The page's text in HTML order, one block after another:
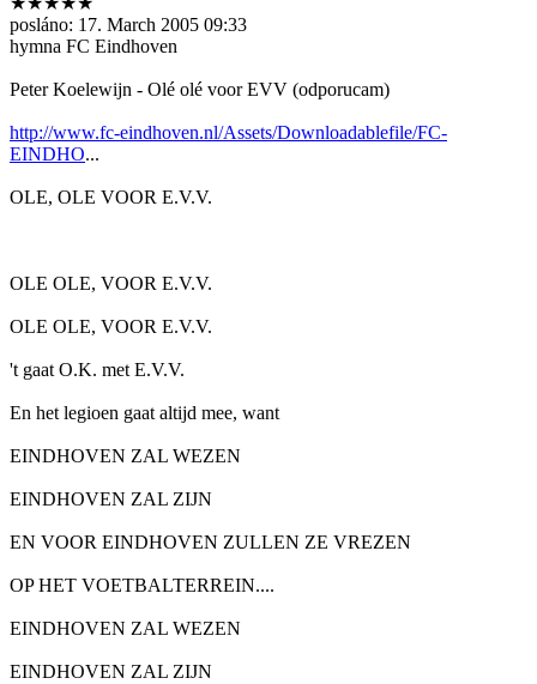
posláno: 17. March 2005 09:33
hymna FC Eindhoven
Peter Koelewijn - Olé olé voor EVV (odporucam)
http://www.fc-eindhoven.nl/Assets/Downloadablefile/FC-
EINDHO...
OLE, OLE VOOR E.V.V.
OLE OLE, VOOR E.V.V.
OLE OLE, VOOR E.V.V.
't gaat O.K. met E.V.V.
En het legioen gaat altijd mee, want
EINDHOVEN ZAL WEZEN
EINDHOVEN ZAL ZIJN
EN VOOR EINDHOVEN ZULLEN ZE VREZEN
OP HET VOETBALTERREIN....
EINDHOVEN ZAL WEZEN
EINDHOVEN ZAL ZIJN